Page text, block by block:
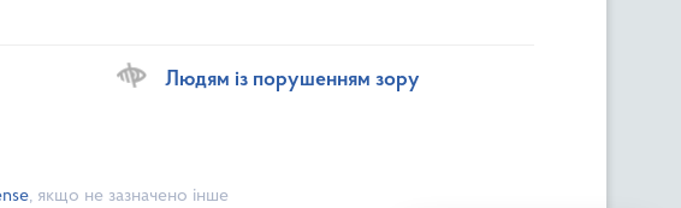
Людям із порушенням зору
, якщо не зазначено інше